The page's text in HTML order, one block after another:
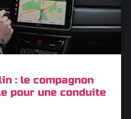
: le compagnon
pour une conduite